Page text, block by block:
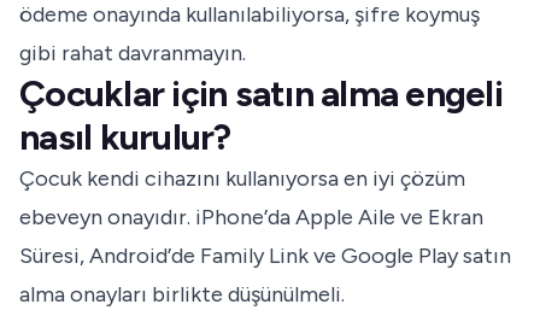
ödeme onayında kullanılabiliyorsa, şifre koymuş
gibi rahat davranmayın.
Çocuklar için satın alma engeli
nasıl kurulur?
Çocuk kendi cihazını kullanıyorsa en iyi çözüm
ebeveyn onayıdır. iPhone’da Apple Aile ve Ekran
Süresi, Android’de Family Link ve Google Play satın
alma onayları birlikte düşünülmeli.